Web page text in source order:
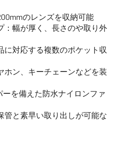
のレンズを収納可能
：幅が厚く、長さのや取り外
に対応する複数のポケット収
ホン、キーチェーンなどを装
を備えた防水ナイロンファ
管と素早い取り出しが可能な